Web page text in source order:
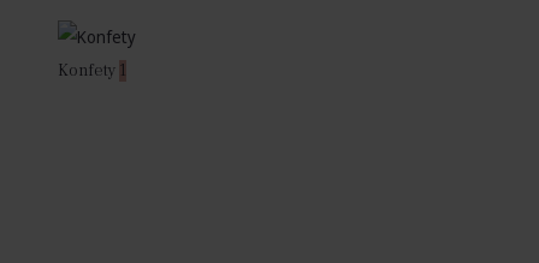
Konfety 1